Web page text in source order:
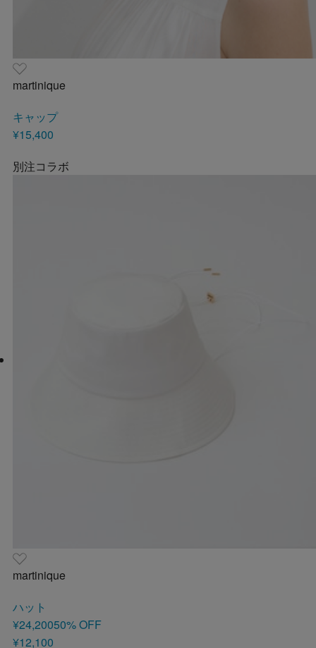
martinique
キャップ
¥15,400
別注コラボ
martinique
ハット
¥24,20050% OFF
¥12,100